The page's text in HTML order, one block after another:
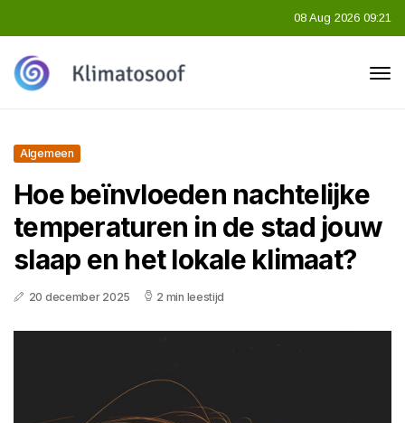
08 Aug 2026 09:21
Algemeen
Hoe beïnvloeden nachtelijke
temperaturen in de stad jouw
slaap en het lokale klimaat?
20 december 2025 2 min leestijd